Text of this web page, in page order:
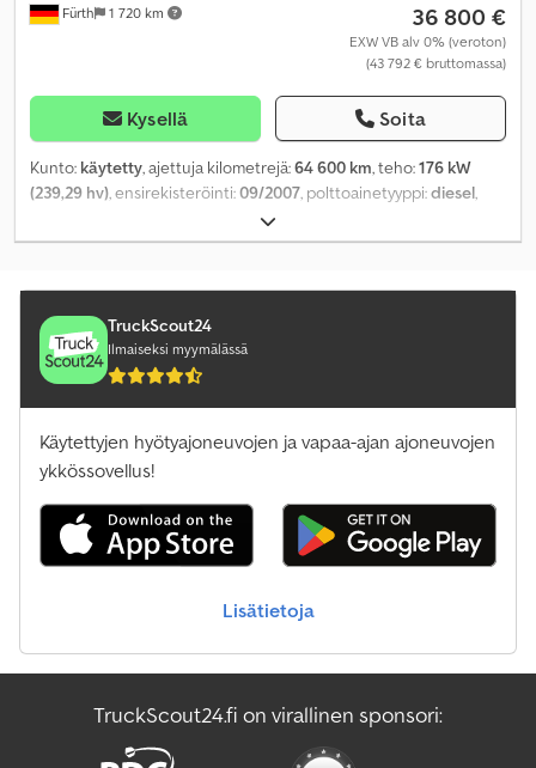
Fürth 1 720 km 36 800 €
EXW VB alv 0% (veroton)
(43 792 € bruttomassa)
Kysellä Soita
Kunto: käytetty, ajettuja kilometrejä:64 600 km, teho:176 kW
(239,29 hv), ensirekisteröinti:09/2007, polttoainetyyppi:diesel,
neliveto, perävaunukytkin,
vakionopeudensäädin,
TruckScout24
Ilmaiseksi myymälässä
Käytettyjen hyötyajoneuvojen ja vapaa-ajan ajoneuvojen
ykkössovellus!
Lisätietoja
TruckScout24.fi on virallinen sponsori: